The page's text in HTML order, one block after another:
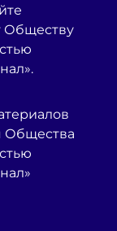
Обществу
Общества